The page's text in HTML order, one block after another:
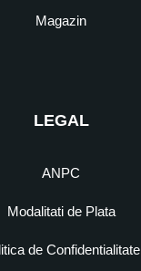
Magazin
LEGAL
ANPC
Modalitati de Plata
de Confidentialitate